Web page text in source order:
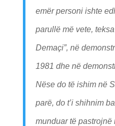
emër personi ishte
parullë më vete,
Demaçi”, në
1981 dhe në
Nëse do të ishim në
parë, do t’i shihnim
munduar të